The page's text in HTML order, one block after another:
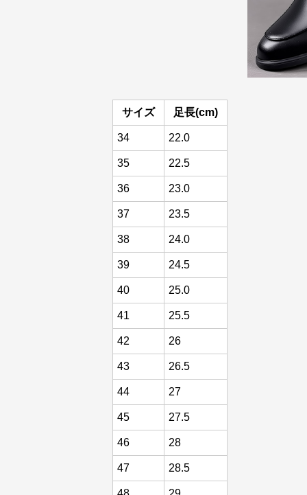
サイズ 足長(cm)
34 22.0
35 22.5
36 23.0
37 23.5
38 24.0
39 24.5
40 25.0
41 25.5
42 26
43 26.5
44 27
45 27.5
46 28
47 28.5